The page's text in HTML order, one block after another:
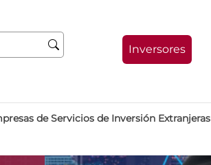
Inversores
de Servicios de Inversión Extranjeras